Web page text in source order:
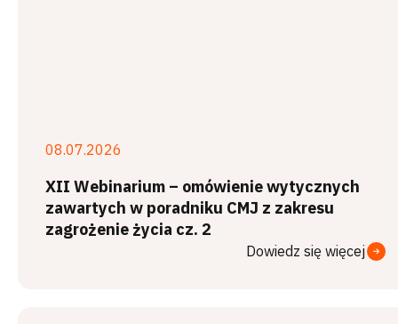
08.07.2026
XII Webinarium – omówienie wytycznych
zawartych w poradniku CMJ z zakresu
zagrożenie życia cz. 2
Dowiedz się więcej